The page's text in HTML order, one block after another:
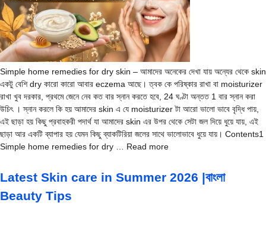
Simple home remedies for dry skin – আমাদের অনেকের দেখা যায় অন্যের থেকে skin
একটু বেশি dry কারো কারো আবার eczema আছে। ত্বক কে পরিষ্কার রাখা বা moisturizer
রাখা খুব দরকার, প্রথমে জেনে নেব কত বার স্নান করতে হবে, 24 ঘণ্টা অন্তত 1 বার স্নান করা
উচিৎ । স্নান করলে কি হয় আমাদের skin এ যে moisturizer টা আরো ভালো ভাবে বৃদ্ধি পায়,
এই ছাড়া হয় কিছু প্রবাহকরী পদার্থ যা আমাদের skin এর উপর থেকে সেটা জল দিয়ে ধুয়ে যায়, এই
ছাড়া আর একটি ব্যাপার হয় যেমন কিছু ব্যাকটিরিয়া জলের সাথে ভালোভাবে ধুয়ে যায়। Contents1
Simple home remedies for dry … Read more
Latest Skin care in Summer 2026 |বাংলা
Beauty Tips